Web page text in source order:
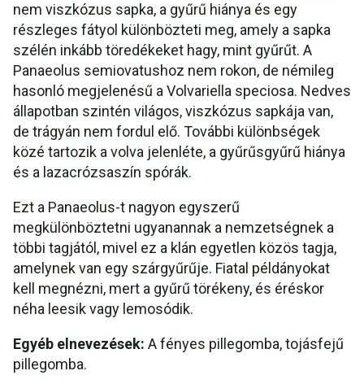
nem viszkózus sapka, a gyűrű hiánya és egy
részleges fátyol különbözteti meg, amely a sapka
szélén inkább töredékeket hagy, mint gyűrűt. A
Panaeolus semiovatushoz nem rokon, de némileg
hasonló megjelenésű a Volvariella speciosa. Nedves
állapotban szintén világos, viszkózus sapkája van,
de trágyán nem fordul elő. További különbségek
közé tartozik a volva jelenléte, a gyűrűsgyűrű hiánya
és a lazacrózsaszín spórák.
Ezt a Panaeolus-t nagyon egyszerű
megkülönböztetni ugyanannak a nemzetségnek a
többi tagjától, mivel ez a klán egyetlen közös tagja,
amelynek van egy szárgyűrűje. Fiatal példányokat
kell megnézni, mert a gyűrű törékeny, és éréskor
néha leesik vagy lemosódik.
Egyéb elnevezések: A fényes pillegomba, tojásfejű
pillegomba.